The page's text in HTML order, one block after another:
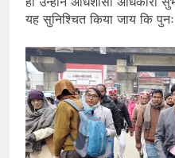
यह सुनिश्चित किया जाय कि